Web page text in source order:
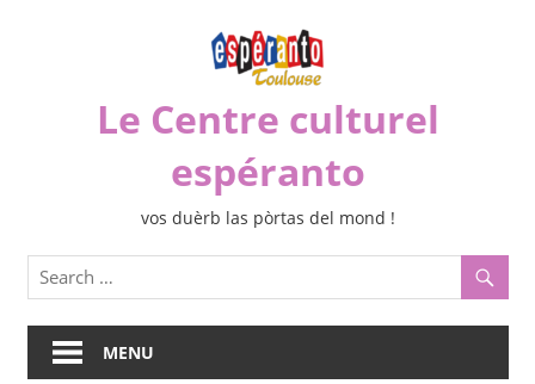
Le Centre culturel
espéranto
vos duèrb las pòrtas del mond !
MENU